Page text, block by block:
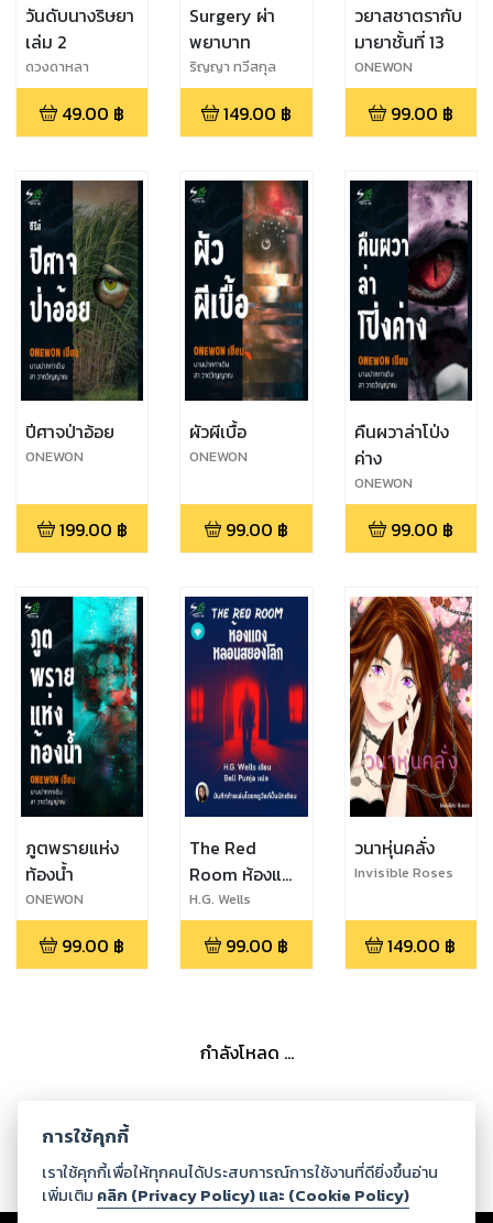
วันดับนางริษยา
เล่ม 2
ดวงดาหลา
49.00 ฿
Surgery ผ่า
พยาบาท
ริญญา ทวีสกุล
149.00 ฿
วยาสชาตรากับ
มายาชั้นที่ 13
ONEWON
99.00 ฿
ปีศาจป่าอ้อย
ONEWON
199.00 ฿
ผัวผีเบื้อ
ONEWON
99.00 ฿
คืนผวาล่าโป่ง
ค่าง
ONEWON
99.00 ฿
ภูตพรายแห่ง
ท้องน้ำ
ONEWON
99.00 ฿
The Red
Room ห้องแดง
หลอนสยองโลก
H.G. Wells
99.00 ฿
วนาหุ่นคลั่ง
Invisible Roses
149.00 ฿
กำลังโหลด ...
การใช้คุกกี้
เราใช้คุกกี้เพื่อให้ทุกคนได้ประสบการณ์การใช้งานที่ดียิ่งขึ้นอ่าน
เพิ่มเติม คลิก (Privacy Policy) และ (Cookie Policy)